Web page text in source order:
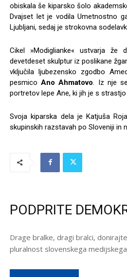
obiskala še kiparsko šolo
Dvajset let je vodila Umetnostno
Ljubljani, sedaj je strokovna
Cikel »Modiglianke« ustvarja že
devetdeset skulptur iz poslikane
vključila ljubezensko zgodbo
pesmicoAno Ahmatovo . Iz nje
portretov lepe Ane, ki jih je s strastjo
Svoja kiparska dela je Katjuša
skupinskih razstavah po Sloveniji in
PODPRITE
Drage bralke, dragi bralci,
pluralnost slovenskega